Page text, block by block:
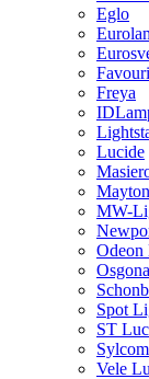
Eglo
Freya
Lucide
MW-
Odeon
Osgona
Spot
ST
Sylcom
Vele